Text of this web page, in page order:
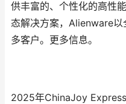
供丰富的、个性化的高性
态解决方案，Alienware
多客户。更多信息。
2025年ChinaJoy